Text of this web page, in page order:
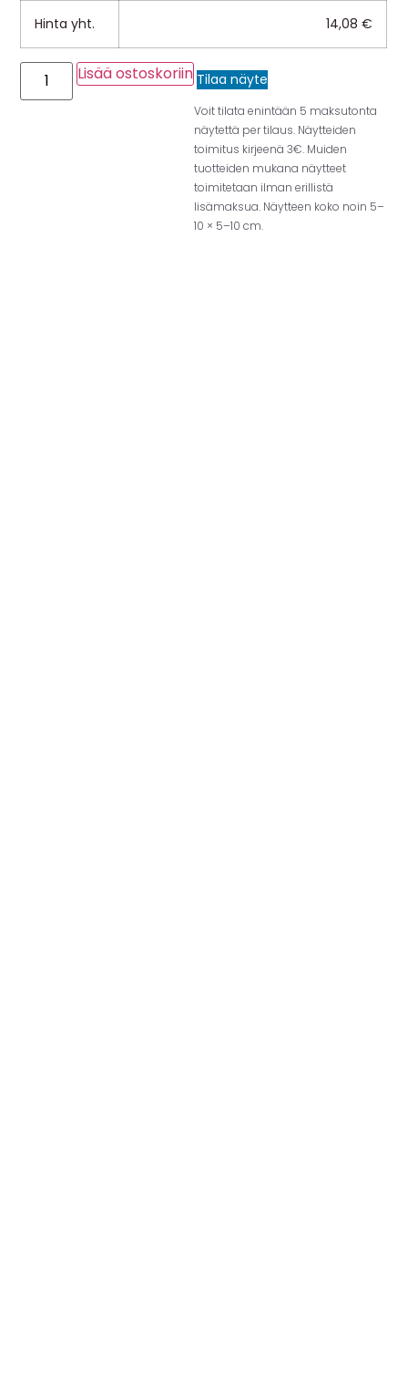
Hinta yht. 14,08€
Lisää ostoskoriin Tilaa näyte
Voit tilata enintään 5 maksutonta
näytettä per tilaus. Näytteiden
toimitus kirjeenä 3€. Muiden
tuotteiden mukana näytteet
toimitetaan ilman erillistä
lisämaksua. Näytteen koko noin 5–
10 × 5–10 cm.